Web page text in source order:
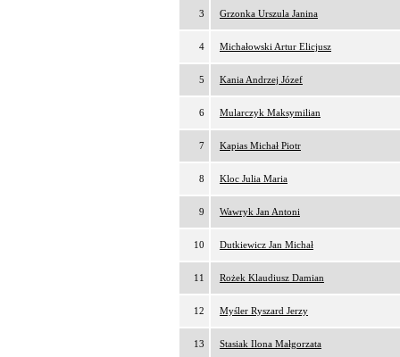
3 Grzonka Urszula Janina
4 Michałowski Artur Elicjusz
5 Kania Andrzej Józef
6 Mularczyk Maksymilian
7 Kapias Michał Piotr
8 Kloc Julia Maria
9 Wawryk Jan Antoni
10 Dutkiewicz Jan Michał
11 Rożek Klaudiusz Damian
12 Myśler Ryszard Jerzy
13 Stasiak Ilona Małgorzata